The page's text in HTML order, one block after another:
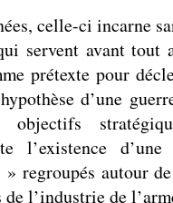
celle-ci incarne
servent avant tout
prétexte pour
d’une
l’existence
regroupés autour
l’industrie de